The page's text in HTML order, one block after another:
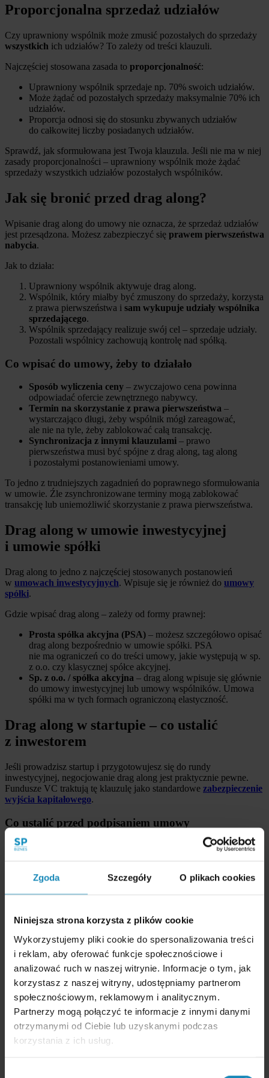
Zgoda Szczegóły O plikach cookies
Niniejsza strona korzysta z plików cookie
Wykorzystujemy pliki cookie do spersonalizowania treści
i reklam, aby oferować funkcje społecznościowe i
analizować ruch w naszej witrynie. Informacje o tym, jak
korzystasz z naszej witryny, udostępniamy partnerom
społecznościowym, reklamowym i analitycznym.
Partnerzy mogą połączyć te informacje z innymi danymi
otrzymanymi od Ciebie lub uzyskanymi podczas
korzystania z ich usług.
Proporcjonalna sprzedaż udziałów
Czy uprawniony wspólnik może zmusić pozostałych do sprzedaży
wszystkich ich udziałów? To zależy od treści klauzuli.
Najczęściej stosowana zasada to proporcjonalność:
Uprawniony wspólnik sprzedaje np. 70% swoich udziałów.
Może żądać od pozostałych sprzedaży maksymalnie 70% ich
udziałów.
Proporcja odnosi się do stosunku zbywanych udziałów
do całkowitej liczby posiadanych udziałów.
Sprawdź, jak sformułowana jest Twoja klauzula. Jeśli nie ma w niej
zasady proporcjonalności – uprawniony wspólnik może żądać
sprzedaży wszystkich udziałów pozostałych wspólników.
Jak się bronić przed drag along?
Wpisanie drag along do umowy nie oznacza, że sprzedaż udziałów
jest przesądzona. Możesz zabezpieczyć się prawem pierwszeństwa
nabycia.
Jak to działa:
Uprawniony wspólnik aktywuje drag along.
Wspólnik, który miałby być zmuszony do sprzedaży, korzysta
z prawa pierwszeństwa i sam wykupuje udziały wspólnika
sprzedającego.
Wspólnik sprzedający realizuje swój cel – sprzedaje udziały.
Pozostali wspólnicy zachowują kontrolę nad spółką.
Co wpisać do umowy, żeby to działało
Sposób wyliczenia ceny – zwyczajowo cena powinna
odpowiadać ofercie zewnętrznego nabywcy.
Termin na skorzystanie z prawa pierwszeństwa –
wystarczająco długi, żeby wspólnik mógł zareagować,
ale nie na tyle, żeby zablokować całą transakcję.
Synchronizacja z innymi klauzulami – prawo
pierwszeństwa musi być spójne z drag along, tag along
i pozostałymi postanowieniami umowy.
To jedno z trudniejszych zagadnień do poprawnego sformułowania
w umowie. Źle zsynchronizowane terminy mogą zablokować
transakcję lub uniemożliwić skorzystanie z prawa pierwszeństwa.
Drag along w umowie inwestycyjnej
i umowie spółki
Drag along to jedno z najczęściej stosowanych postanowień
w umowach inwestycyjnych. Wpisuje się je również do umowy
spółki.
Gdzie wpisać drag along – zależy od formy prawnej:
Prosta spółka akcyjna (PSA) – możesz szczegółowo opisać
drag along bezpośrednio w umowie spółki. PSA
nie ma ograniczeń co do treści umowy, jakie występują w sp.
z o.o. czy klasycznej spółce akcyjnej.
Sp. z o.o. / spółka akcyjna – drag along wpisuje się głównie
do umowy inwestycyjnej lub umowy wspólników. Umowa
spółki ma w tych formach ograniczoną elastyczność.
Drag along w startupie – co ustalić
z inwestorem
Jeśli prowadzisz startup i przygotowujesz się do rundy
inwestycyjnej, negocjowanie drag along jest praktycznie pewne.
Fundusze VC traktują tę klauzulę jako standardowe zabezpieczenie
wyjścia kapitałowego.
Co ustalić przed podpisaniem umowy
– tylko inwestor,
along nie może być uruchomiony.
wszystkich udziałów, czy tylko proporcjonalnej części.
udziały zamiast być zmuszeni do sprzedaży zewnętrznemu
nabywcy.
Synchronizacja z tag along–prawo przyłączenia (tag
działa odwrotnie niż drag along i oba postanowienia
muszą być ze sobą spójne.
Materiał dodatkowy
Jeśli chcesz poznać proces inwestycyjny w startupie szerzej –
obejrzyj rozmowę przygotowaną przez Polską Agencję Rozwoju
Przedsiębiorczości w ramach projektu Centrum Rozwoju MŚP: